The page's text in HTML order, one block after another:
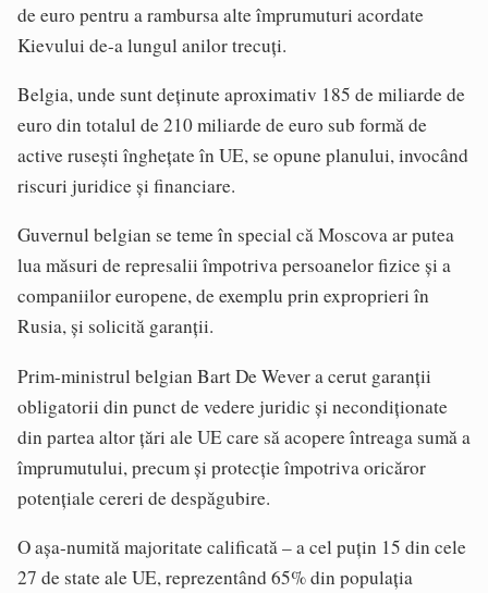
de euro pentru a rambursa alte împrumuturi acordate
Kievului de-a lungul anilor trecuţi.
Belgia, unde sunt deţinute aproximativ 185 de miliarde de
euro din totalul de 210 miliarde de euro sub formă de
active ruseşti îngheţate în UE, se opune planului, invocând
riscuri juridice şi financiare.
Guvernul belgian se teme în special că Moscova ar putea
lua măsuri de represalii împotriva persoanelor fizice şi a
companiilor europene, de exemplu prin exproprieri în
Rusia, şi solicită garanţii.
Prim-ministrul belgian Bart De Wever a cerut garanţii
obligatorii din punct de vedere juridic şi necondiţionate
din partea altor ţări ale UE care să acopere întreaga sumă a
împrumutului, precum şi protecţie împotriva oricăror
potenţiale cereri de despăgubire.
O aşa-numită majoritate calificată – a cel puţin 15 din cele
27 de state ale UE, reprezentând 65% din populaţia